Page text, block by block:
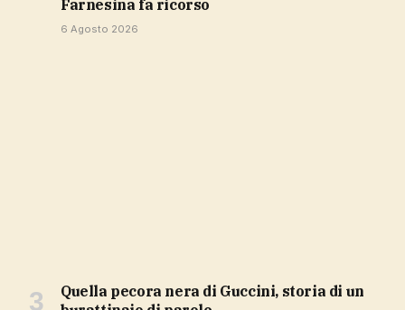
Farnesina fa ricorso
6 Agosto 2026
Quella pecora nera di Guccini, storia di un